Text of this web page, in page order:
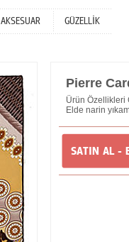
AKSESUAR GÜZELLİK
Pierre
Ürün Özellikleri
Elde narin
SATIN AL -